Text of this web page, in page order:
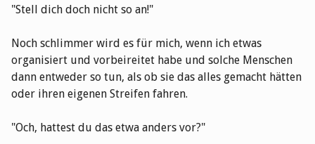
"Stell dich doch nicht so an!"
Noch schlimmer wird es für mich, wenn ich etwas
organisiert und vorbeireitet habe und solche Menschen
dann entweder so tun, als ob sie das alles gemacht hätten
oder ihren eigenen Streifen fahren.
"Och, hattest du das etwa anders vor?"